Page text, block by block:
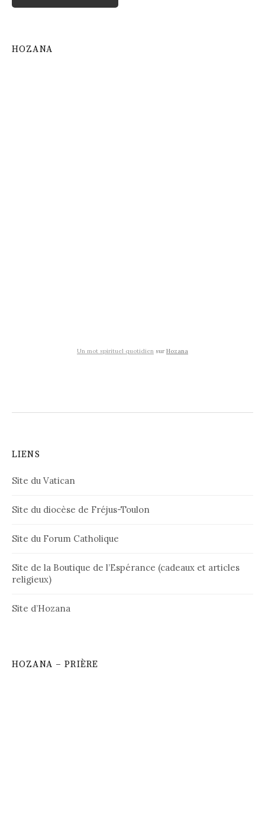
HOZANA
Un mot spirituel quotidien surHozana
LIENS
Site du Vatican
Site du diocèse de Fréjus-Toulon
Site du Forum Catholique
Site de la Boutique de l’Espérance (cadeaux et articles
religieux)
Site d’Hozana
HOZANA – PRIÈRE